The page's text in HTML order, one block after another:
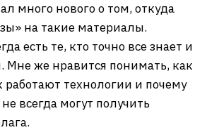
много нового о том, откуда
на такие материалы.
есть те, кто точно все знает и
Мне же нравится понимать, как
работают технологии и почему
всегда могут получить